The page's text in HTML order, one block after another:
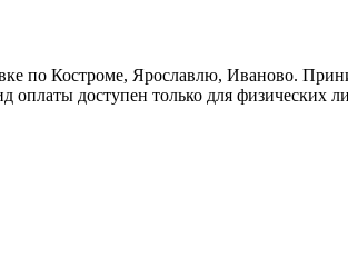
по Костроме, Ярославлю, Иваново.
доступен только для физических